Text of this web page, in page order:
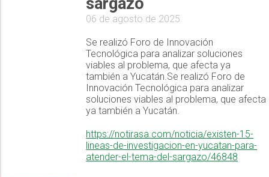
06 de agosto de 2025
Se realizó Foro de Innovación
Tecnológica para analizar soluciones
viables al problema, que afecta ya
también a Yucatán.Se realizó Foro de
Innovación Tecnológica para analizar
soluciones viables al problema, que afecta
ya también a Yucatán.
https://notirasa.com/noticia/existen-15-
lineas-de-investigacion-en-yucatan-para-
atender-el-tema-del-sargazo/46848